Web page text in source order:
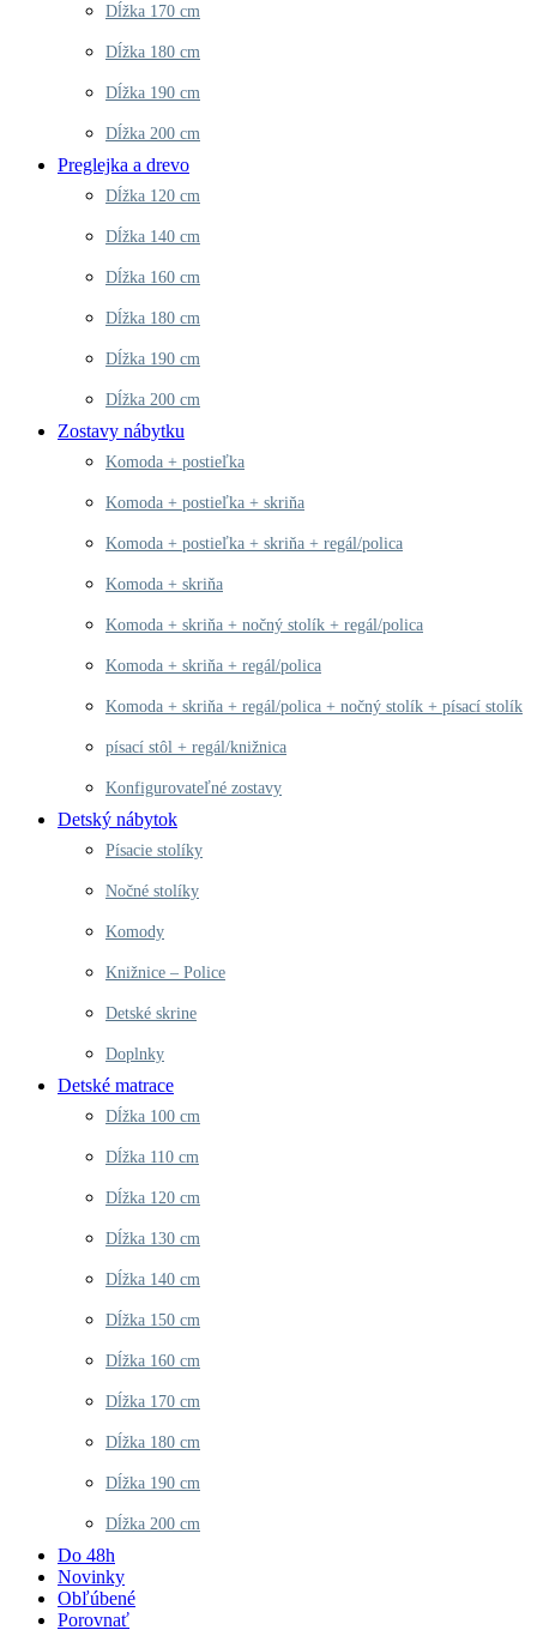
Dĺžka 170 cm
Dĺžka 180 cm
Dĺžka 190 cm
Dĺžka 200 cm
Preglejka a drevo
Dĺžka 120 cm
Dĺžka 140 cm
Dĺžka 160 cm
Dĺžka 180 cm
Dĺžka 190 cm
Dĺžka 200 cm
Zostavy nábytku
Komoda + postieľka
Komoda + postieľka + skriňa
Komoda + postieľka + skriňa + regál/polica
Komoda + skriňa
Komoda + skriňa + nočný stolík + regál/polica
Komoda + skriňa + regál/polica
Komoda + skriňa + regál/polica + nočný stolík + písací stolík
písací stôl + regál/knižnica
Konfigurovateľné zostavy
Detský nábytok
Písacie stolíky
Nočné stolíky
Komody
Knižnice – Police
Detské skrine
Doplnky
Detské matrace
Dĺžka 100 cm
Dĺžka 110 cm
Dĺžka 120 cm
Dĺžka 130 cm
Dĺžka 140 cm
Dĺžka 150 cm
Dĺžka 160 cm
Dĺžka 170 cm
Dĺžka 180 cm
Dĺžka 190 cm
Dĺžka 200 cm
Do 48h
Novinky
Obľúbené
Porovnať